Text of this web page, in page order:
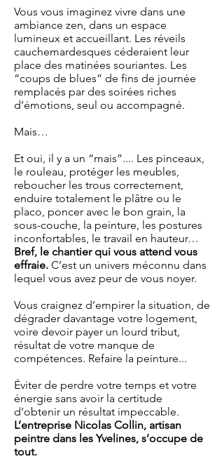
Vous vous imaginez vivre dans une
ambiance zen, dans un espace
lumineux et accueillant. Les réveils
cauchemardesques céderaient leur
place des matinées souriantes. Les
“coups de blues” de fins de journée
remplacés par des soirées riches
d’émotions, seul ou accompagné.
Mais…
Et oui, il y a un “mais”.... Les pinceaux,
le rouleau, protéger les meubles,
reboucher les trous correctement,
enduire totalement le plâtre ou le
placo, poncer avec le bon grain, la
sous-couche, la peinture, les postures
inconfortables, le travail en hauteur…
Bref, le chantier qui vous attend vous
effraie. C’est un univers méconnu dans
lequel vous avez peur de vous noyer.
Vous craignez d’empirer la situation, de
dégrader davantage votre logement,
voire devoir payer un lourd tribut,
résultat de votre manque de
compétences. Refaire la peinture...
Éviter de perdre votre temps et votre
énergie sans avoir la certitude
d’obtenir un résultat impeccable.
L’entreprise Nicolas Collin, artisan
peintre dans les Yvelines, s’occupe de
tout.